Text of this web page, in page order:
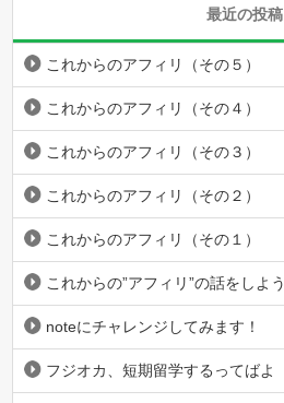
最近の投稿
これからのアフィリ（その５）
これからのアフィリ（その４）
これからのアフィリ（その３）
これからのアフィリ（その２）
これからのアフィリ（その１）
これからの”アフィリ”の話をしよう
noteにチャレンジしてみます！
フジオカ、短期留学するってばよ